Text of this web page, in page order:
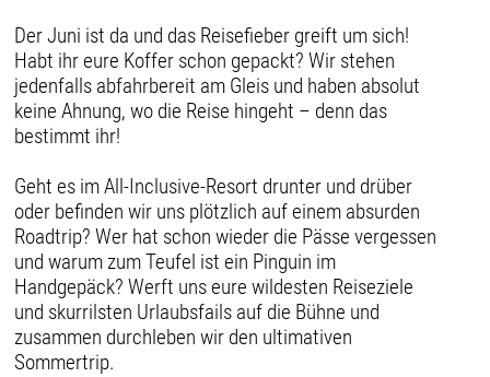
Der Juni ist da und das Reisefieber greift um sich!
Habt ihr eure Koffer schon gepackt? Wir stehen
jedenfalls abfahrbereit am Gleis und haben absolut
keine Ahnung, wo die Reise hingeht – denn das
bestimmt ihr!
Geht es im All-Inclusive-Resort drunter und drüber
oder befinden wir uns plötzlich auf einem absurden
Roadtrip? Wer hat schon wieder die Pässe vergessen
und warum zum Teufel ist ein Pinguin im
Handgepäck? Werft uns eure wildesten Reiseziele
und skurrilsten Urlaubsfails auf die Bühne und
zusammen durchleben wir den ultimativen
Sommertrip.